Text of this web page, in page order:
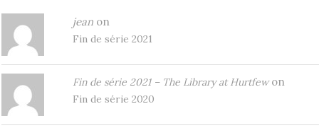
jean on
Fin de série 2021
Fin de série 2021 – The Library at Hurtfewon
Fin de série 2020